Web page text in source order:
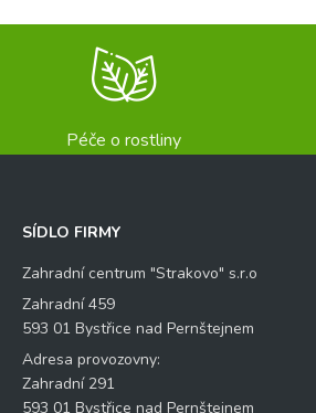
Péče o rostliny
SÍDLO FIRMY
Zahradní centrum "Strakovo" s.r.o
Zahradní 459
593 01 Bystřice nad Pernštejnem
Adresa provozovny:
Zahradní 291
593 01 Bystřice nad Pernštejnem